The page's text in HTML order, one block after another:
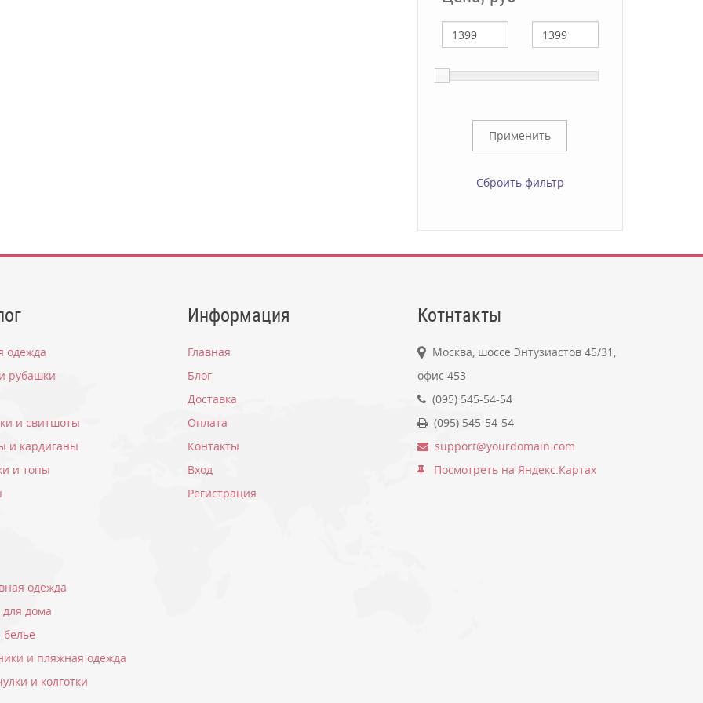
Сброить фильтр
одежда
рубашки
и свитшоты
и кардиганы
и топы
одежда
дома
и пляжная одежда
и колготки
Информация
Главная
Блог
Доставка
Оплата
Контакты
Вход
Регистрация
Котнтакты
Москва, шоссе Энтузиастов 45/31,
офис 453
(095) 545-54-54
(095) 545-54-54
support@yourdomain.com
Посмотреть на Яндекс.Картах